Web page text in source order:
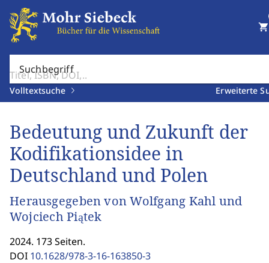
Suchbegriff
Volltextsuche Erweiterte
shopping_cart
Bedeutung und Zukunft der
Kodifikationsidee in
Deutschland und Polen
Herausgegeben von Wolfgang Kahl und
Wojciech Piątek
2024. 173 Seiten.
DOI 10.1628/978-3-16-163850-3